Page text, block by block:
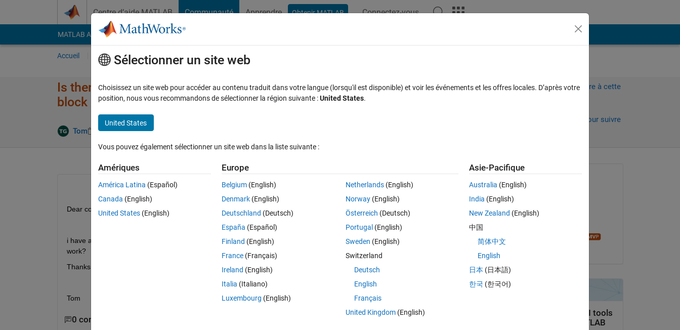
Centre d’aide MATLAB Communauté Apprendre Obtenir MATLAB Connectez-vous
MATLAB Answers File Exchange Cody
Accueil Poser une question Parcourir
Is there a way to pass the name of an input signal to a matlab function
block in simulink?
Tom 8 Août 2022 1 Réponse
Connectez-vous pour répondre à cette
Connectez-vous pour suivre
Dear community,
i have a question: Is there a way to pass the name of an input signal to a matlab function block in simulink? If so, how does it
work?
Thanks for your help!
Tom
0 commentaires
le 8 Août 2022
Sélectionner un site web
Choisissez un site web pour accéder au contenu traduit dans votre langue (lorsqu'il est disponible) et voir les événements et les offres locales. D’après votre
position, nous vous recommandons de sélectionner la région suivante :United States.
United States
Vous pouvez également sélectionner un site web dans la liste suivante :
Amériques
América Latina (Español)
Canada (English)
United States (English)
Europe
Belgium (English)
Denmark (English)
Deutschland (Deutsch)
España (Español)
Finland (English)
France (Français)
Ireland (English)
Italia (Italiano)
Luxembourg (English)
Netherlands(English)
Norway(English)
Österreich (Deutsch)
Portugal (English)
Sweden (English)
Switzerland
Deutsch
English
Français
United Kingdom(English)
Asie-Pacifique
Australia (English)
India (English)
New Zealand (English)
中国
简体中文
English
日本 (日本語)
한국 (한국어)